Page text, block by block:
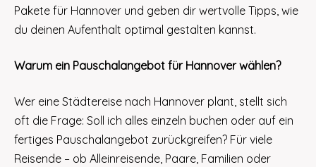
Pakete für Hannover und geben dir wertvolle Tipps, wie
du deinen Aufenthalt optimal gestalten kannst.
Warum ein Pauschalangebot für Hannover wählen?
Wer eine Städtereise nach Hannover plant, stellt sich
oft die Frage: Soll ich alles einzeln buchen oder auf ein
fertiges Pauschalangebot zurückgreifen? Für viele
Reisende – ob Alleinreisende, Paare, Familien oder